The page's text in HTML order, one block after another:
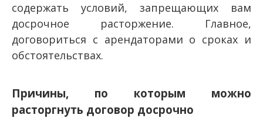
содержать условий, запрещающих вам
досрочное расторжение. Главное,
договориться с арендаторами о сроках и
обстоятельствах.
Причины, по которым можно
расторгнуть договор досрочно